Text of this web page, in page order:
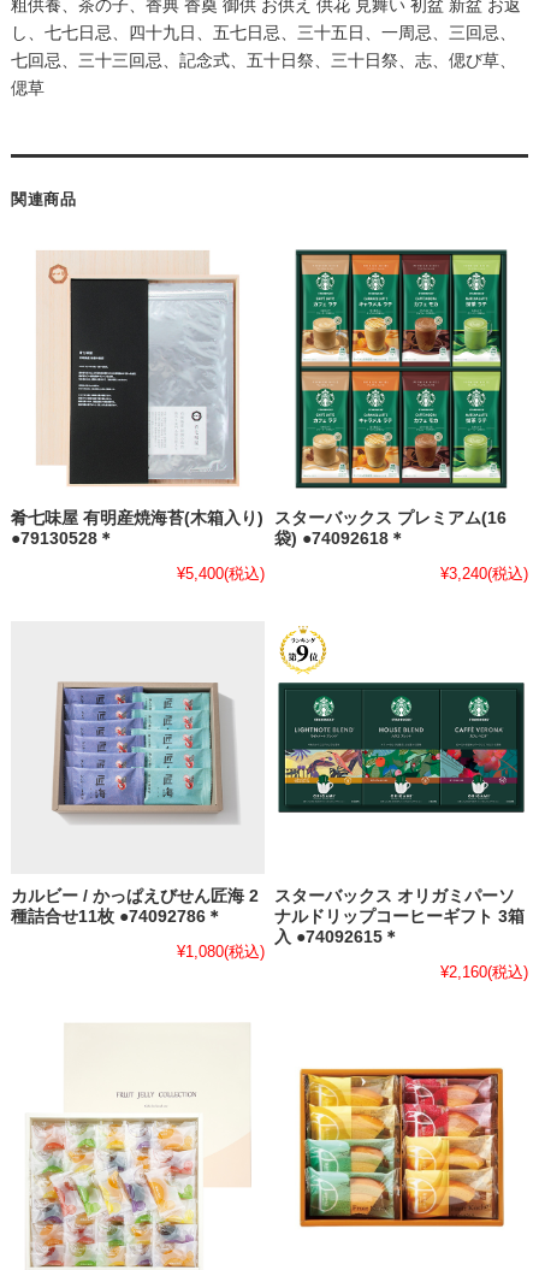
粗供養、茶の子、香典 香奠 御供 お供え 供花 見舞い 初盆 新盆 お返
し、七七日忌、四十九日、五七日忌、三十五日、一周忌、三回忌、
七回忌、三十三回忌、記念式、五十日祭、三十日祭、志、偲び草、
偲草
関連商品
肴七味屋 有明産焼海苔(木箱入り)
●79130528＊
¥5,400(税込)
スターバックス プレミアム(16
袋) ●74092618＊
¥3,240(税込)
カルビー / かっぱえびせん匠海 2
種詰合せ11枚 ●74092786＊
¥1,080(税込)
スターバックス オリガミパーソ
ナルドリップコーヒーギフト 3箱
入 ●74092615＊
¥2,160(税込)